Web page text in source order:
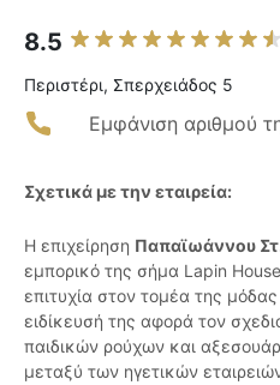
8.5
Περιστέρι, Σπερχειάδος 5
Εμφάνιση αριθμού
Σχετικά με την εταιρεία:
Η επιχείρηση Παπαϊωάννου
εμπορικό της σήμα Lapin
επιτυχία στον τομέα της
ειδίκευσή της αφορά τον
παιδικών ρούχων και
μεταξύ των ηγετικών